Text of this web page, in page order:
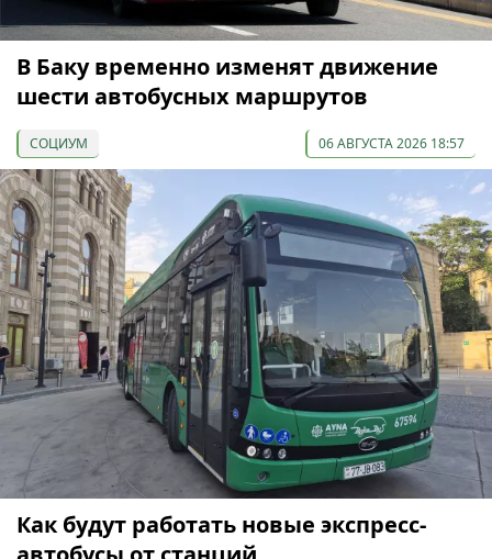
В Баку временно изменят движение
шести автобусных маршрутов
СОЦИУМ 06 АВГУСТА 2026 18:57
Как будут работать новые экспресс-